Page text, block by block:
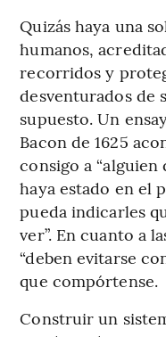
Quizás haya una
humanos,
recorridos y
desventurados de
supuesto. Un
Bacon de 1625
consigo a
haya estado en el
pueda indicarles
ver”. En cuanto a
“deben evitarse
que compórtense.
Construir un